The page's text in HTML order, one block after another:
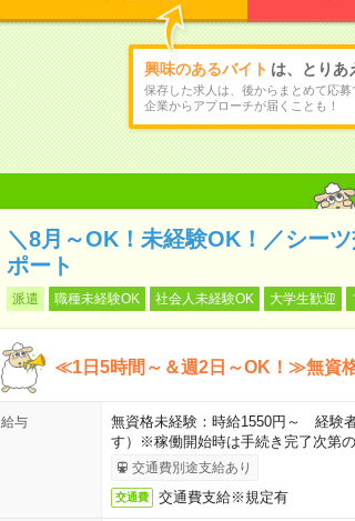
興味のあるバイト は、とりあ
保存した求人は、後からまとめて応募
企業からアプローチが届くことも！
＼8月～OK！未経験OK！／シー
ポート
派遣 職種未経験OK 社会人未経験OK 大学生歓迎
≪1日5時間～＆週2日～OK！≫無資
給与
無資格未経験：時給1550円～ 経験
す）※稼働開始時は手続き完了次第の
交通費別途支給あり
交通費 交通費支給※規定有